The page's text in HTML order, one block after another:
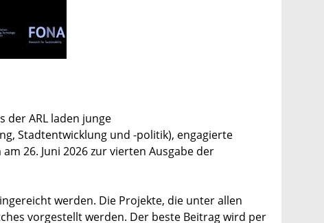
der ARL laden junge
Stadtentwicklung und -politik), engagierte
26. Juni 2026 zur vierten Ausgabe der
werden. Die Projekte, die unter allen
vorgestellt werden. Der beste Beitrag wird per